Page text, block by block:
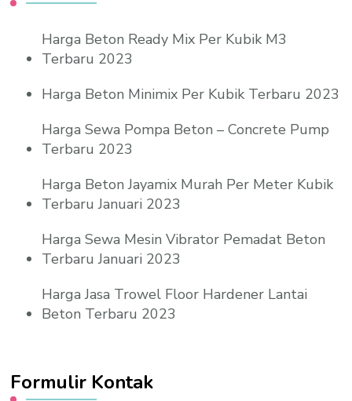
Harga Beton Ready Mix Per Kubik M3
Terbaru 2023
Harga Beton Minimix Per Kubik Terbaru 2023
Harga Sewa Pompa Beton – Concrete Pump
Terbaru 2023
Harga Beton Jayamix Murah Per Meter Kubik
Terbaru Januari 2023
Harga Sewa Mesin Vibrator Pemadat Beton
Terbaru Januari 2023
Harga Jasa Trowel Floor Hardener Lantai
Beton Terbaru 2023
Formulir Kontak